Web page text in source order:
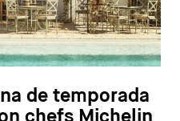
de temporada
chefs Michelin